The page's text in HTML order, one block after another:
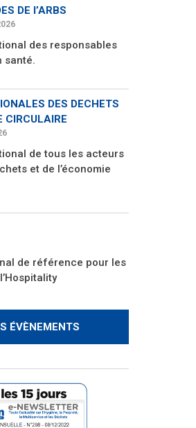
DE l’ARBS
des responsables
santé.
DES DECHETS
CIRCULAIRE
de tous les acteurs
et de l’économie
de référence pour les
ÉVÈNEMENTS